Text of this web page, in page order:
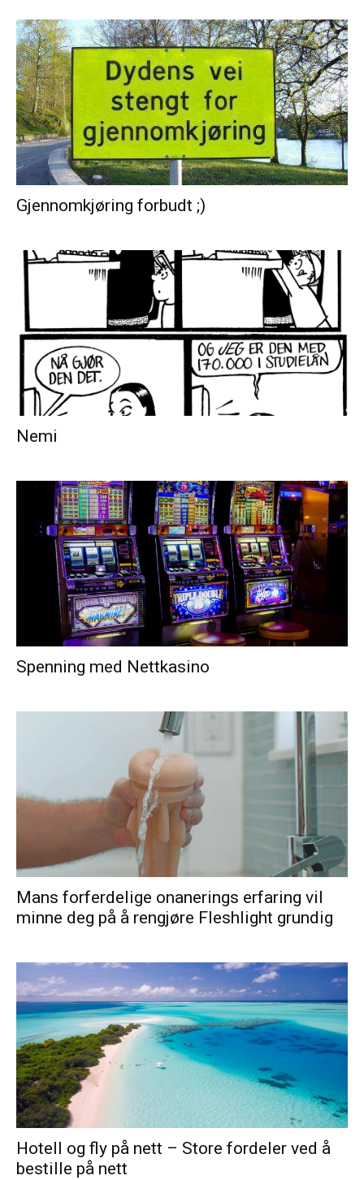
Gjennomkjøring forbudt ;)
Nemi
Spenning med Nettkasino
Mans forferdelige onanerings erfaring vil
minne deg på å rengjøre Fleshlight grundig
Hotell og fly på nett – Store fordeler ved å
bestille på nett